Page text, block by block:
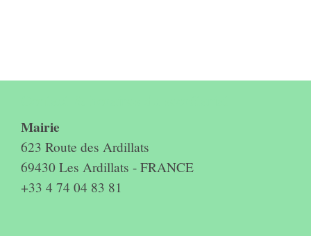
Mairie
623 Route des Ardillats
69430 Les Ardillats - FRANCE
+33 4 74 04 83 81